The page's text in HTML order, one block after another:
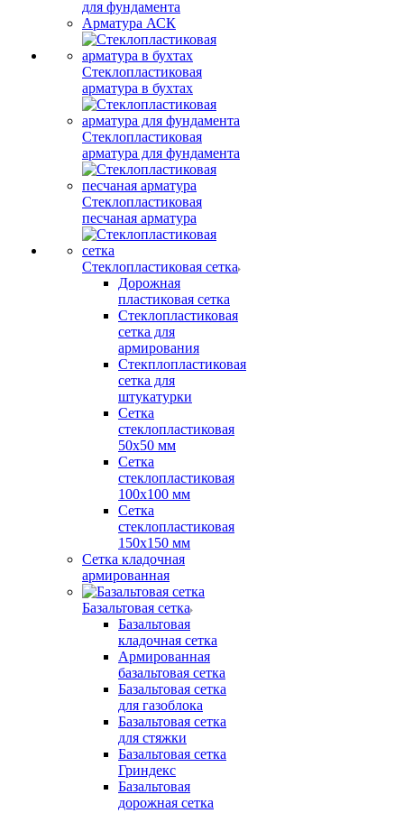
для фундамента
Арматура АСК
Стеклопластиковая
арматура в бухтах
Стеклопластиковая
арматура для фундамента
Стеклопластиковая
песчаная арматура
Стеклопластиковая сетка
Дорожная
пластиковая сетка
Стеклопластиковая
сетка для
армирования
Стекплопластиковая
сетка для
штукатурки
Сетка
стеклопластиковая
50x50 мм
Сетка
стеклопластиковая
100x100 мм
Сетка
стеклопластиковая
150x150 мм
Сетка кладочная
армированная
Базальтовая сетка
Базальтовая
кладочная сетка
Армированная
базальтовая сетка
Базальтовая сетка
для газоблока
Базальтовая сетка
для стяжки
Базальтовая сетка
Гриндекс
Базальтовая
дорожная сетка